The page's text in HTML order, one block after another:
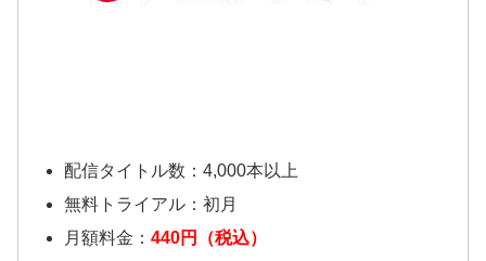
配信タイトル数：4,000本以上
無料トライアル：初月
月額料金： 440円（税込）